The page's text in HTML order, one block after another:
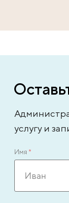
услугу и
Имя *